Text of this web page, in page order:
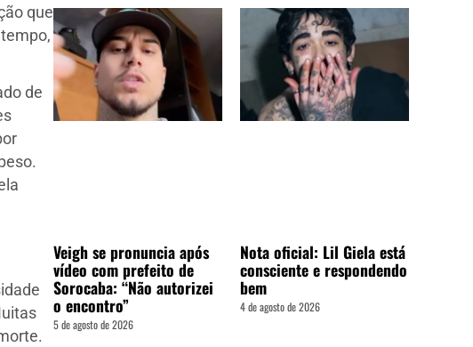
que
de
Veigh se pronuncia após
vídeo com prefeito de
Sorocaba: “Não autorizei
o encontro”
5 de agosto de 2026
Nota oficial: Lil Giela está
consciente e respondendo
bem
4 de agosto de 2026